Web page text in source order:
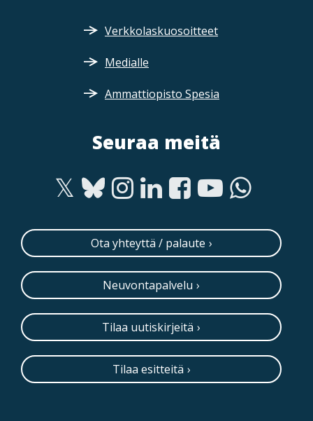
Verkkolaskuosoitteet
Medialle
Ammattiopisto Spesia
Seuraa meitä
Ota yhteyttä / palaute
Neuvontapalvelu
Tilaa uutiskirjeitä
Tilaa esitteitä